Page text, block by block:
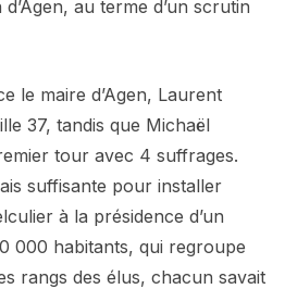
au terme d’un scrutin
le maire d’Agen, Laurent
37, tandis que Michaël
tour avec 4 suffrages.
suffisante pour installer
à la présidence d’un
000 habitants, qui regroupe
rangs des élus, chacun savait